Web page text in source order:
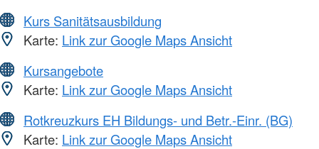
Kurs Sanitätsausbildung
Karte: Link zur Google Maps Ansicht
Kursangebote
Karte: Link zur Google Maps Ansicht
Rotkreuzkurs EH Bildungs- und Betr.-Einr. (BG)
Karte: Link zur Google Maps Ansicht